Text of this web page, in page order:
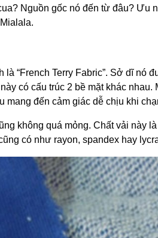
Nguồn gốc nó đến từ đâu? Ưu
“French Terry Fabric”. Sở dĩ nó
có cấu trúc 2 bề mặt khác nhau.
đến cảm giác dễ chịu khi
không quá mỏng. Chất vải này
có như rayon, spandex hay